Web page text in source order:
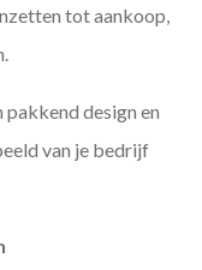
tot aankoop,
pakkend design en
van je bedrijf